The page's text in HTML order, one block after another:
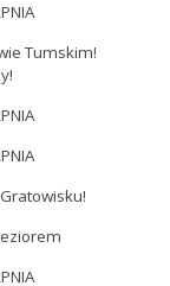
Tumskim!